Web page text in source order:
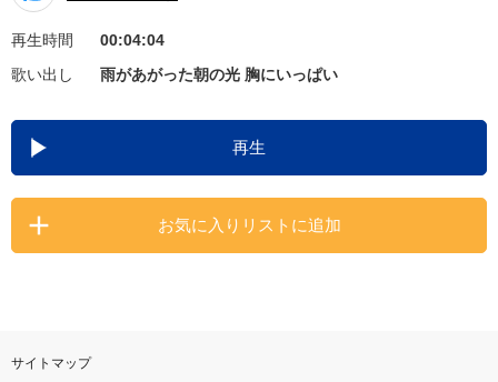
お知らせ よくあるご質問
DAMの新曲・ランキングなど
カラオケ最新情報をチェック！
再生時間
00:04:04
歌い出し
雨があがった朝の光 胸にいっぱい
再生
お気に入りリストに追加
サイトマップ